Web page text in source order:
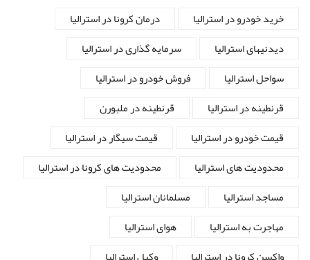
خرید خودرو در استرالیا
درمان کرونا در استرالیا
دیدنیهای استرالیا
سرمایه گذاری در استرالیا
سواحل استرالیا
فروش خودرو در استرالیا
قرنطینه در استرالیا
قرنطینه در ملبورن
قیمت خودرو در استرالیا
قیمت سیگار در استرالیا
محدودیت های استرالیا
محدودیت های کرونا در استرالیا
مساجد استرالیا
مسلمانان استرالیا
مهاجرت به استرالیا
هوای استرالیا